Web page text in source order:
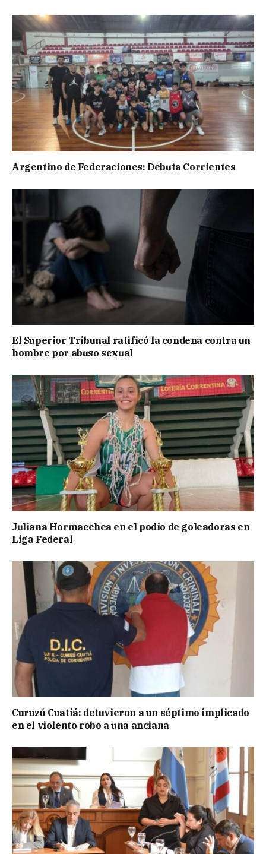
Argentino de Federaciones: Debuta Corrientes
El Superior Tribunal ratificó la condena contra un
hombre por abuso sexual
Juliana Hormaechea en el podio de goleadoras en
Liga Federal
Curuzú Cuatiá: detuvieron a un séptimo implicado
en el violento robo a una anciana